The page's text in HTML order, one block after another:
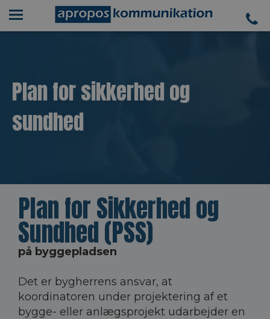
Plan for sikkerhed og
sundhed
Plan for Sikkerhed og
Sundhed (PSS)
på byggepladsen
Det er bygherrens ansvar, at
koordinatoren under projektering af et
bygge- eller anlægsprojekt udarbejder en